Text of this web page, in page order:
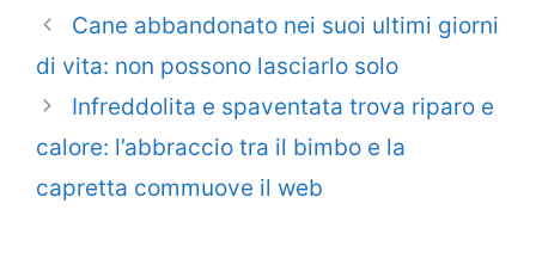
Cane abbandonato nei suoi ultimi giorni
di vita: non possono lasciarlo solo
Infreddolita e spaventata trova riparo e
calore: l’abbraccio tra il bimbo e la
capretta commuove il web